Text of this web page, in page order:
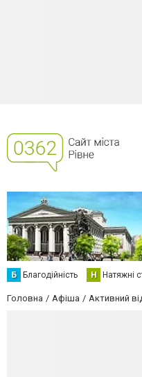
Б Благодійність Н Натяжні
Головна Афіша Активний